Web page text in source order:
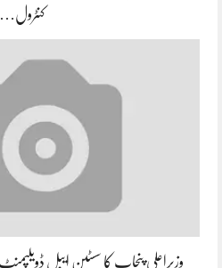
کنٹرول…
وزیراعلی پنجاب کا سسٹین ایبل